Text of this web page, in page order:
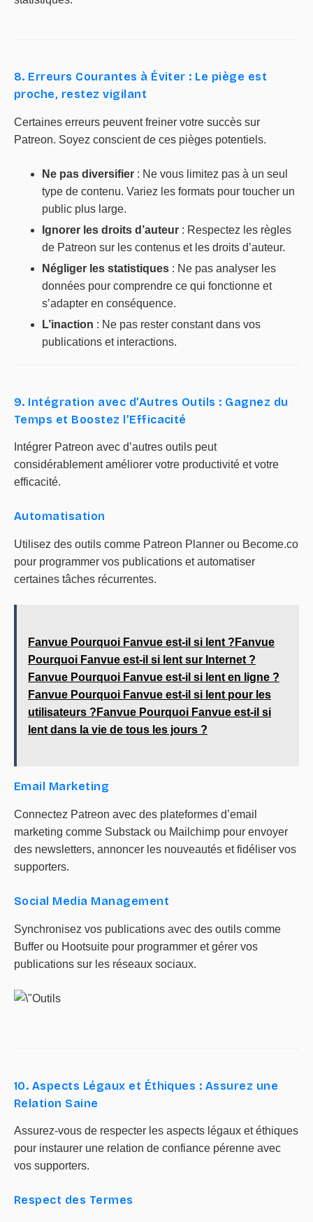
8. Erreurs Courantes à Éviter : Le piège est
proche, restez vigilant
Certaines erreurs peuvent freiner votre succès sur
Patreon. Soyez conscient de ces pièges potentiels.
Ne pas diversifier : Ne vous limitez pas à un seul
type de contenu. Variez les formats pour toucher un
public plus large.
Ignorer les droits d’auteur : Respectez les règles
de Patreon sur les contenus et les droits d’auteur.
Négliger les statistiques : Ne pas analyser les
données pour comprendre ce qui fonctionne et
s’adapter en conséquence.
L’inaction : Ne pas rester constant dans vos
publications et interactions.
9. Intégration avec d’Autres Outils : Gagnez du
Temps et Boostez l’Efficacité
Intégrer Patreon avec d’autres outils peut
considérablement améliorer votre productivité et votre
efficacité.
Automatisation
Utilisez des outils comme Patreon Planner ou Become.co
pour programmer vos publications et automatiser
certaines tâches récurrentes.
Fanvue Pourquoi Fanvue est-il si lent ?Fanvue
Pourquoi Fanvue est-il si lent sur Internet ?
Fanvue Pourquoi Fanvue est-il si lent en ligne ?
Fanvue Pourquoi Fanvue est-il si lent pour les
utilisateurs ?Fanvue Pourquoi Fanvue est-il si
lent dans la vie de tous les jours ?
Email Marketing
Connectez Patreon avec des plateformes d’email
marketing comme Substack ou Mailchimp pour envoyer
des newsletters, annoncer les nouveautés et fidéliser vos
supporters.
Social Media Management
Synchronisez vos publications avec des outils comme
Buffer ou Hootsuite pour programmer et gérer vos
publications sur les réseaux sociaux.
10. Aspects Légaux et Éthiques : Assurez une
Relation Saine
Assurez-vous de respecter les aspects légaux et éthiques
pour instaurer une relation de confiance pérenne avec
vos supporters.
Respect des Termes